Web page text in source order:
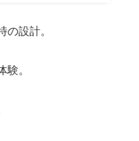
の設計。
験。